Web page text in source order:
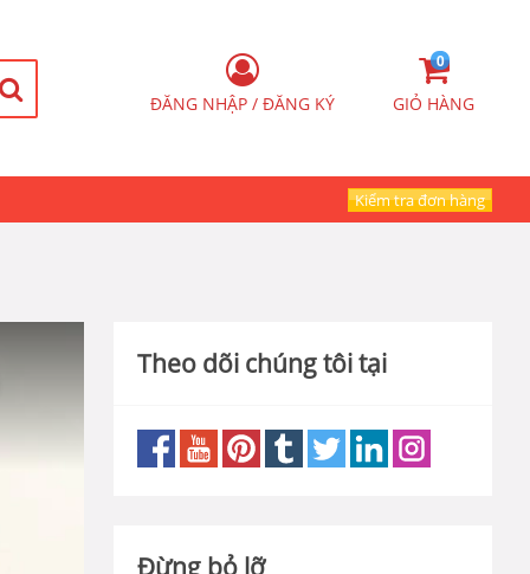
ĐĂNG NHẬP / ĐĂNG KÝ
0
GIỎ HÀNG
Kiểm tra đơn hàng
Theo dõi chúng tôi tại
Đừng bỏ lỡ